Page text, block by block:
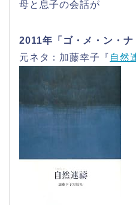
母と息子の会話が
2011年「ゴ・メ・ン・ナ
元ネタ：加藤幸子『 自然